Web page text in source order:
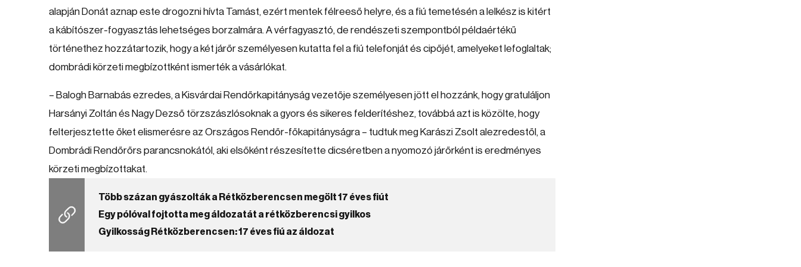
alapján Donát aznap este drogozni hívta Tamást, ezért mentek félreeső helyre, és a fiú temetésén a lelkész is kitért
a kábítószer-fogyasztás lehetséges borzalmára. A vérfagyasztó, de rendészeti szempontból példaértékű
történethez hozzátartozik, hogy a két járőr személyesen kutatta fel a fiú telefonját és cipőjét, amelyeket lefoglaltak;
dombrádi körzeti megbízottként ismerték a vásárlókat.
– Balogh Barnabás ezredes, a Kisvárdai Rendőrkapitányság vezetője személyesen jött el hozzánk, hogy gratuláljon
Harsányi Zoltán és Nagy Dezső törzszászlósoknak a gyors és sikeres felderítéshez, továbbá azt is közölte, hogy
felterjesztette őket elismerésre az Országos Rendőr-főkapitányságra – tudtuk meg Karászi Zsolt alezredestől, a
Dombrádi Rendőrőrs parancsnokától, aki elsőként részesítette dicséretben a nyomozó járőrként is eredményes
körzeti megbízottakat.
Több százan gyászolták a Rétközberencsen megölt 17 éves fiút
Egy pólóval fojtotta meg áldozatát a rétközberencsi gyilkos
Gyilkosság Rétközberencsen: 17 éves fiú az áldozat